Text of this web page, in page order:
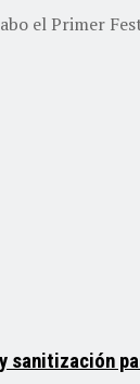
el Primer
sanitización